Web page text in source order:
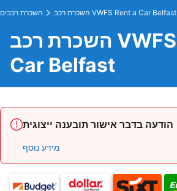
השכרת רכבים השכרת רכב VWFS Rent a Car Belfast
השכרת רכב VWFS Rent a
Car Belfast
הודעה בדבר אישור תובענה ייצוגית
מידע נוסף